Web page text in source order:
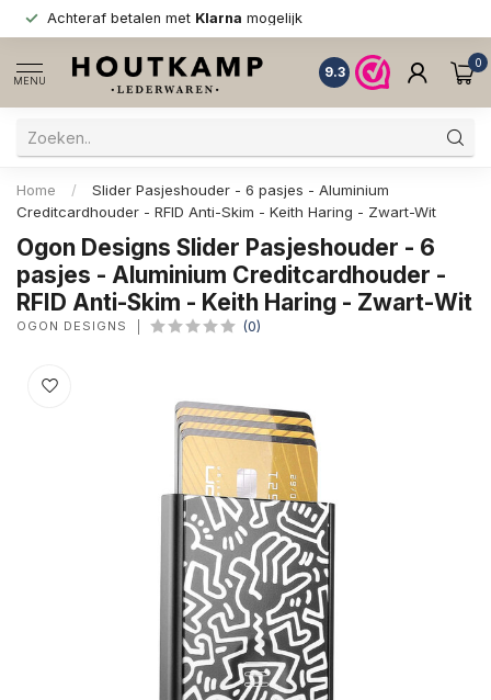
Achteraf betalen met Klarna mogelijk
MENU
9.3
0
Home /
Slider Pasjeshouder - 6 pasjes - Aluminium
Creditcardhouder - RFID Anti-Skim - Keith Haring - Zwart-Wit
Ogon Designs Slider Pasjeshouder - 6
pasjes - Aluminium Creditcardhouder -
RFID Anti-Skim - Keith Haring - Zwart-Wit
OGON DESIGNS (0)